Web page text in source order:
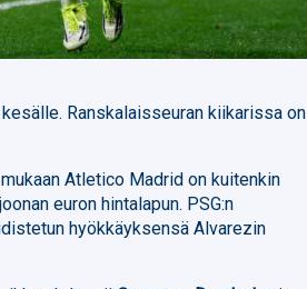
Ranskalaisseuran kiikarissa on
Atletico Madrid on kuitenkin
euron hintalapun. PSG:n
hyökkäyksensä Alvarezin